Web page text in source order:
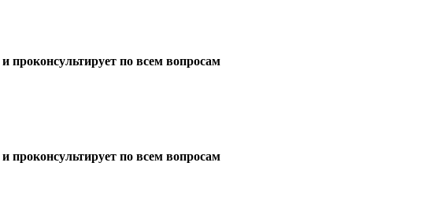
и проконсультирует по всем вопросам
и проконсультирует по всем вопросам